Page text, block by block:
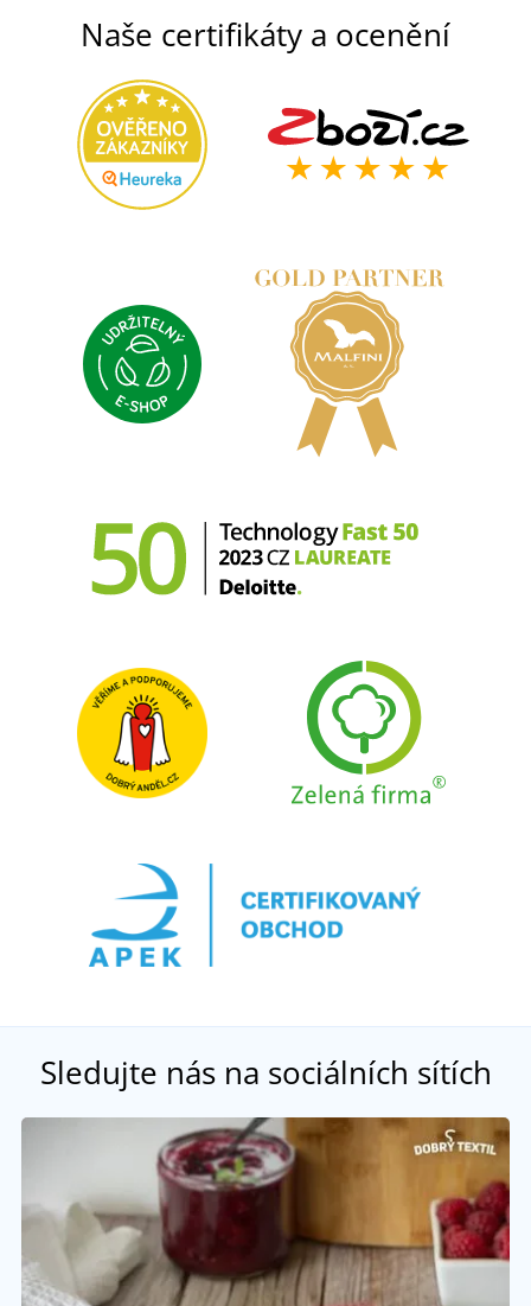
Naše certifikáty a ocenění
Sledujte nás na sociálních sítích